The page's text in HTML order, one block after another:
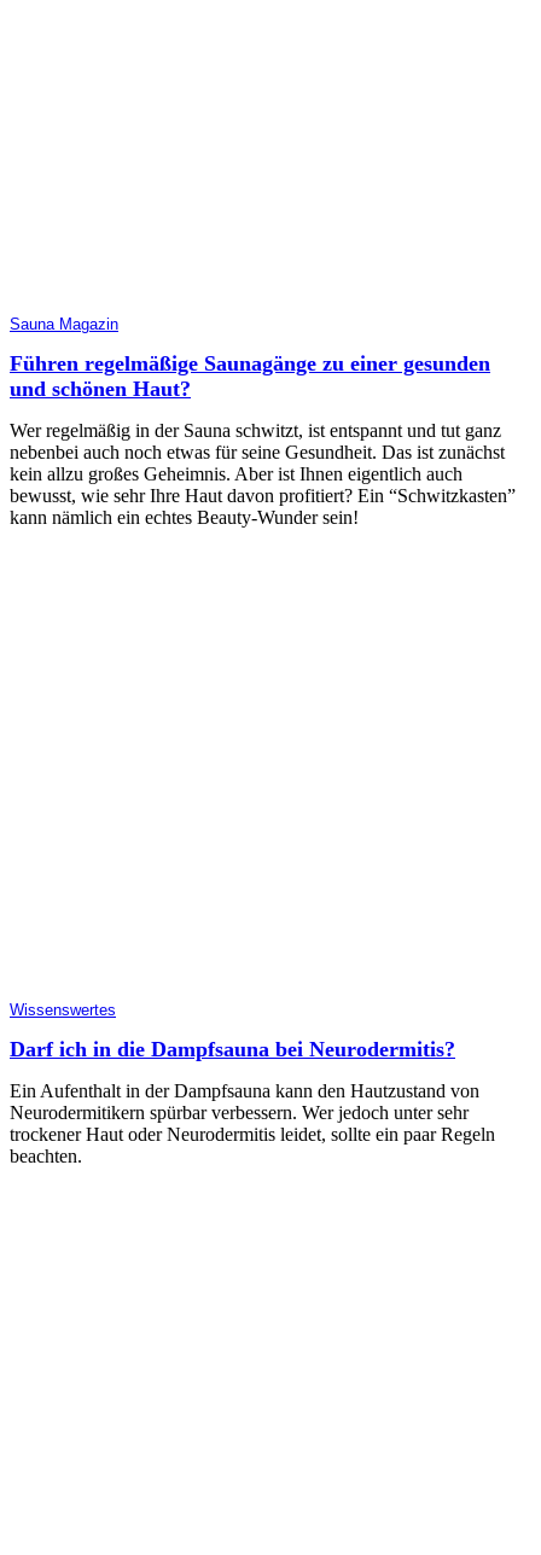
Sauna Magazin
Führen regelmäßige Saunagänge zu einer gesunden
und schönen Haut?
Wer regelmäßig in der Sauna schwitzt, ist entspannt und tut ganz
nebenbei auch noch etwas für seine Gesundheit. Das ist zunächst
kein allzu großes Geheimnis. Aber ist Ihnen eigentlich auch
bewusst, wie sehr Ihre Haut davon profitiert? Ein “Schwitzkasten”
kann nämlich ein echtes Beauty-Wunder sein!
Wissenswertes
Darf ich in die Dampfsauna bei Neurodermitis?
Ein Aufenthalt in der Dampfsauna kann den Hautzustand von
Neurodermitikern spürbar verbessern. Wer jedoch unter sehr
trockener Haut oder Neurodermitis leidet, sollte ein paar Regeln
beachten.